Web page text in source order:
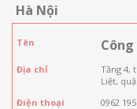
Hà Nội
Tên
Địa chỉ
Tầng 4,
Liệt,
Điện thoại
0962